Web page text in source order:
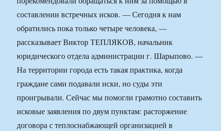
составлении встречных исков. — Сегодня к нам
обратились пока только четыре человека, —
рассказывает Виктор ТЕПЛЯКОВ, начальник
юридического отдела администрации г. Шарыпово. —
На территории города есть такая практика, когда
граждане сами подавали иски, но суды эти
проигрывали. Сейчас мы помогли грамотно составить
исковые заявления по двум пунктам: расторжение
договора с теплоснабжающей организацией в